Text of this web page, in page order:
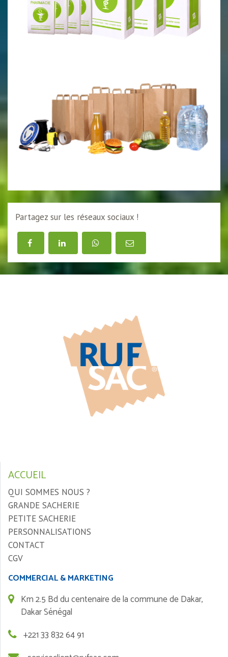
Partagez sur les réseaux sociaux !
ACCUEIL
QUI SOMMES NOUS ?
GRANDE SACHERIE
PETITE SACHERIE
PERSONNALISATIONS
CONTACT
CGV
COMMERCIAL & MARKETING
Km 2.5 Bd du centenaire de la commune de Dakar,
Dakar Sénégal
+221 33 832 64 91